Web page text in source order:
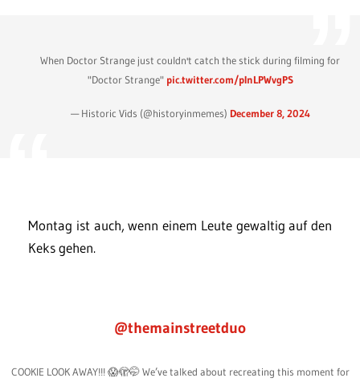
When Doctor Strange just couldn't catch the stick during filming for
"Doctor Strange" pic.twitter.com/pInLPWvgPS
— Historic Vids (@historyinmemes) December 8, 2024
Montag ist auch, wenn einem Leute gewaltig auf den
Keks gehen.
@themainstreetduo
COOKIE LOOK AWAY!!! 😱🫣🤭 We’ve talked about recreating this moment for